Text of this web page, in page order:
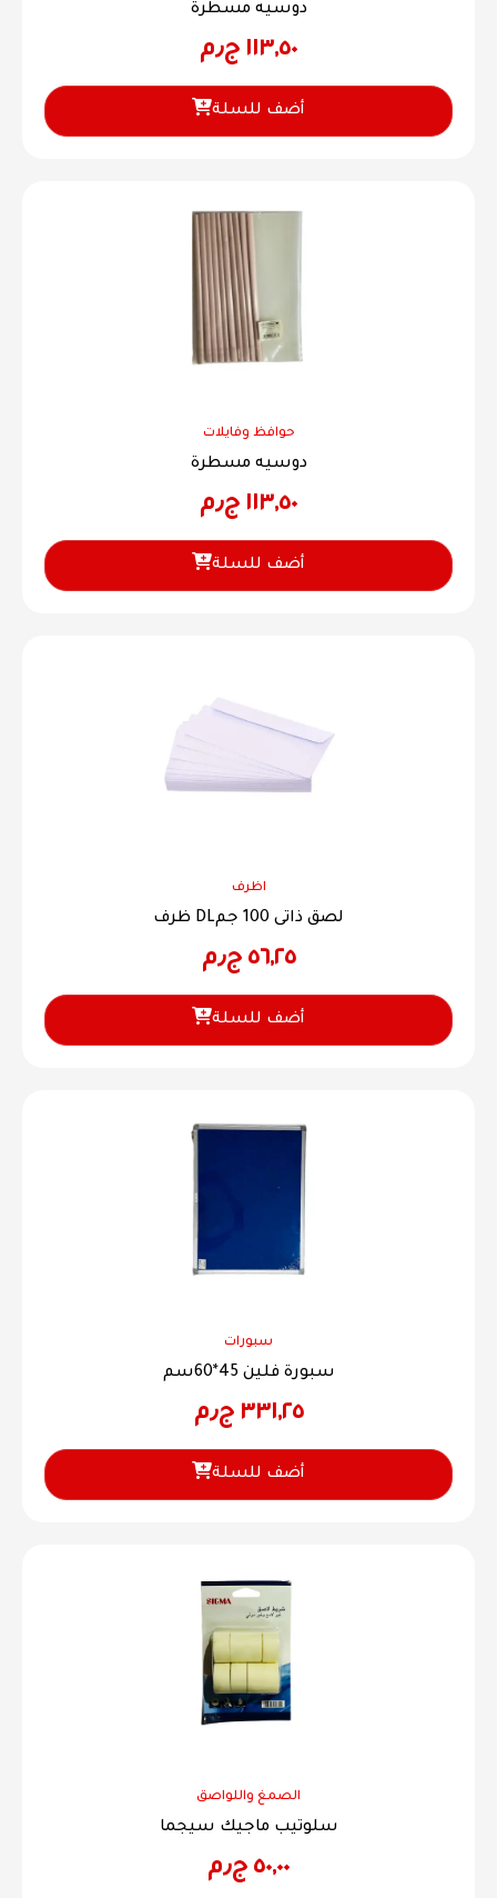
دوسيه مسطرة
١١٣,٥٠ ج٫م
أضف للسلة
حوافظ وفايلات
دوسيه مسطرة
١١٣,٥٠ ج٫م
أضف للسلة
اظرف
ظرف DLلصق ذاتى 100 جم
٥٦,٢٥ ج٫م
أضف للسلة
سبورات
سبورة فلين 45*60سم
٣٣١,٢٥ ج٫م
أضف للسلة
الصمغ واللواصق
سلوتيب ماجيك سيجما
٥٠,٠٠ ج٫م